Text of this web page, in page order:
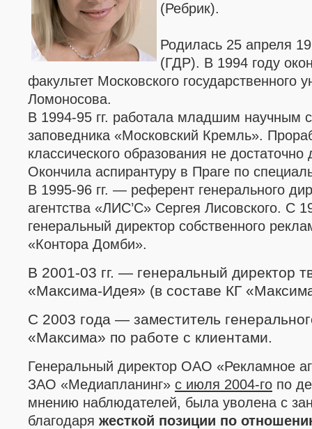
(Ребрик).
Родилась 25 апреля
(ГДР). В 1994 году
факультет Московского государственного
Ломоносова.
В 1994-95 гг. работала младшим научным
заповедника «Московский Кремль».
классического образования не
Окончила аспирантуру в Праге по
В 1995-96 гг. — референт генерального
агентства «ЛИС’C» Сергея Лисовского. С
генеральный директор собственного
«Контора Домби».
В 2001-03 гг. — генеральный директор
«Максима-Идея» (в составе КГ
С 2003 года — заместитель
«Максима» по работе с клиентами.
Генеральный директор ОАО «Рекламное
ЗАО «Медиапланинг» с июля 2004-го по
мнению наблюдателей, была уволена с
благодаря жесткой позиции по